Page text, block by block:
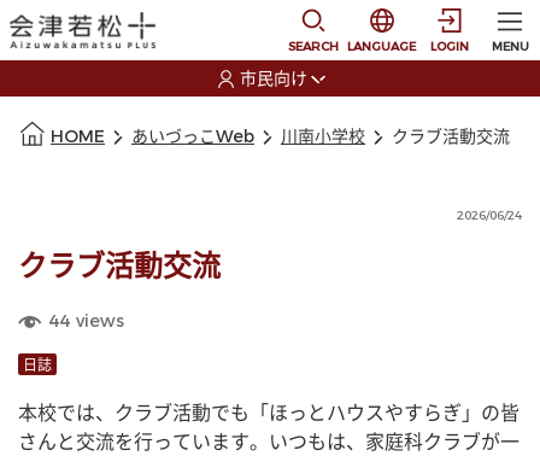
SEARCH
選択すると言語の切
LANGUAGE LOGIN MENU
市民向け
HOME あいづっこWeb 川南小学校 クラブ活動交流
2026/06/24
クラブ活動交流
44 views
日誌
本校では、クラブ活動でも「ほっとハウスやすらぎ」の皆
さんと交流を行っています。いつもは、家庭科クラブが一